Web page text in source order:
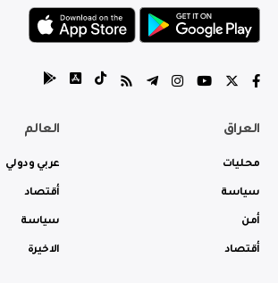
العراق
محليات
سياسة
أمن
أقتصاد
العالم
عربي ودولي
أقتصاد
سياسة
الاخيرة